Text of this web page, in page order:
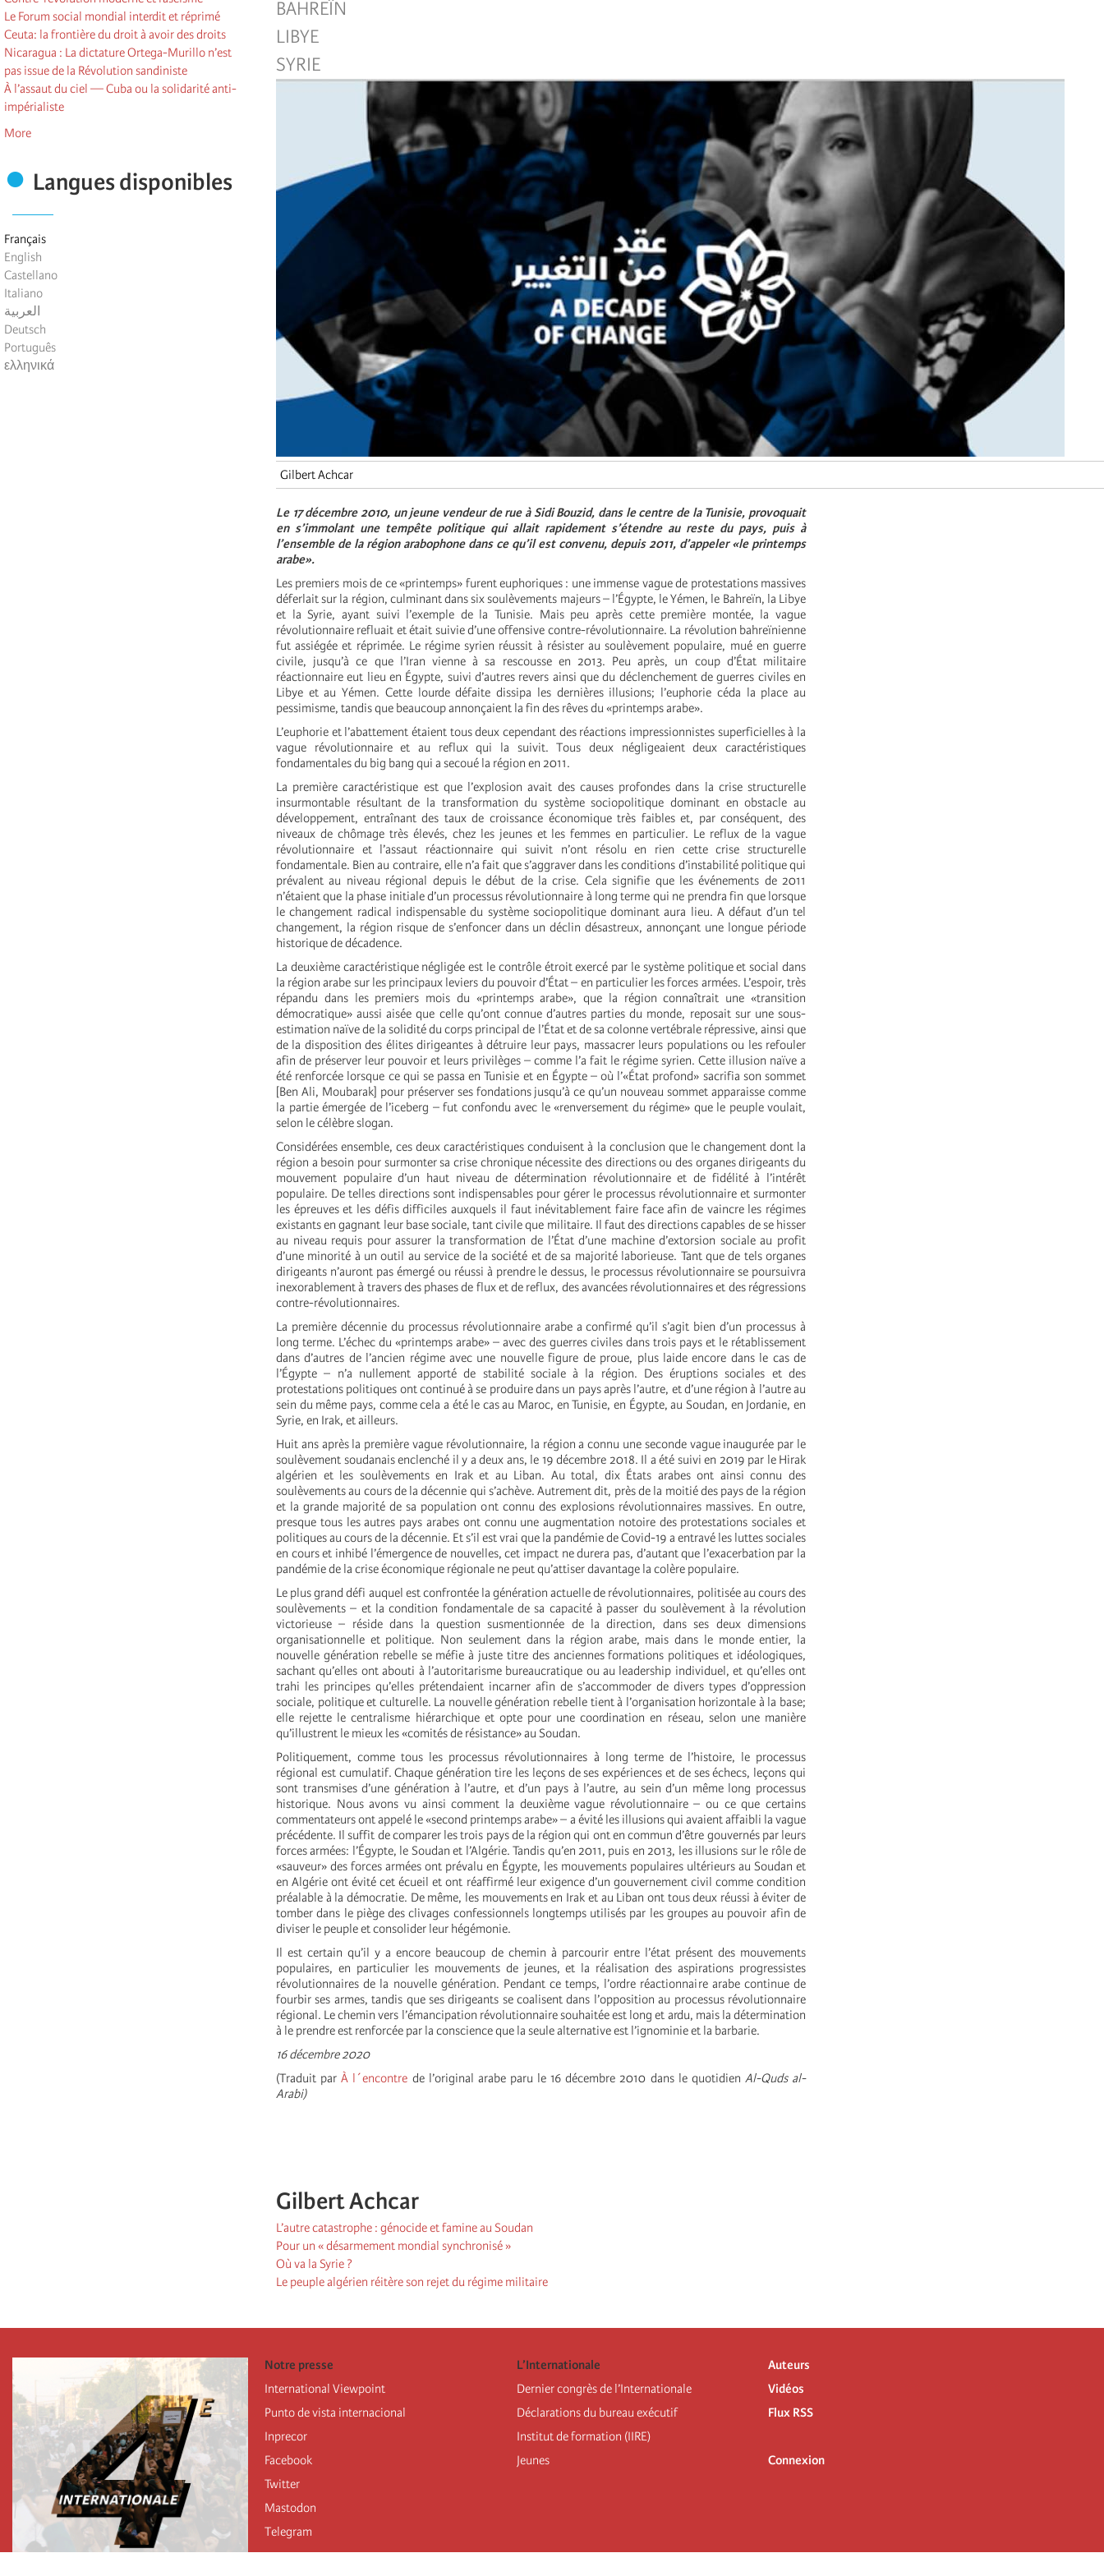
Le Forum social mondial interdit et réprimé
Ceuta: la frontière du droit à avoir des droits
Nicaragua : La dictature Ortega-Murillo n’est
pas issue de la Révolution sandiniste
À l’assaut du ciel — Cuba ou la solidarité anti-
impérialiste
More
Langues disponibles
Français
English
Castellano
Italiano
العربية
Deutsch
Português
ελληνικά
BAHREÏN
LIBYE
SYRIE
Gilbert Achcar
Le 17 décembre 2010, un jeune vendeur de rue à Sidi Bouzid, dans le centre de la Tunisie, provoquait
en s’immolant une tempête politique qui allait rapidement s’étendre au reste du pays, puis à
l’ensemble de la région arabophone dans ce qu’il est convenu, depuis 2011, d’appeler «le printemps
arabe».
Les premiers mois de ce «printemps» furent euphoriques : une immense vague de protestations massives
déferlait sur la région, culminant dans six soulèvements majeurs – l’Égypte, le Yémen, le Bahreïn, la Libye
et la Syrie, ayant suivi l’exemple de la Tunisie. Mais peu après cette première montée, la vague
révolutionnaire refluait et était suivie d’une offensive contre-révolutionnaire. La révolution bahreïnienne
fut assiégée et réprimée. Le régime syrien réussit à résister au soulèvement populaire, mué en guerre
civile, jusqu’à ce que l’Iran vienne à sa rescousse en 2013. Peu après, un coup d’État militaire
réactionnaire eut lieu en Égypte, suivi d’autres revers ainsi que du déclenchement de guerres civiles en
Libye et au Yémen. Cette lourde défaite dissipa les dernières illusions; l’euphorie céda la place au
pessimisme, tandis que beaucoup annonçaient la fin des rêves du «printemps arabe».
L’euphorie et l’abattement étaient tous deux cependant des réactions impressionnistes superficielles à la
vague révolutionnaire et au reflux qui la suivit. Tous deux négligeaient deux caractéristiques
fondamentales du big bang qui a secoué la région en 2011.
La première caractéristique est que l’explosion avait des causes profondes dans la crise structurelle
insurmontable résultant de la transformation du système sociopolitique dominant en obstacle au
développement, entraînant des taux de croissance économique très faibles et, par conséquent, des
niveaux de chômage très élevés, chez les jeunes et les femmes en particulier. Le reflux de la vague
révolutionnaire et l’assaut réactionnaire qui suivit n’ont résolu en rien cette crise structurelle
fondamentale. Bien au contraire, elle n’a fait que s’aggraver dans les conditions d’instabilité politique qui
prévalent au niveau régional depuis le début de la crise. Cela signifie que les événements de 2011
n’étaient que la phase initiale d’un processus révolutionnaire à long terme qui ne prendra fin que lorsque
le changement radical indispensable du système sociopolitique dominant aura lieu. A défaut d’un tel
changement, la région risque de s’enfoncer dans un déclin désastreux, annonçant une longue période
historique de décadence.
La deuxième caractéristique négligée est le contrôle étroit exercé par le système politique et social dans
la région arabe sur les principaux leviers du pouvoir d’État – en particulier les forces armées. L’espoir, très
répandu dans les premiers mois du «printemps arabe», que la région connaîtrait une «transition
démocratique» aussi aisée que celle qu’ont connue d’autres parties du monde, reposait sur une sous-
estimation naïve de la solidité du corps principal de l’État et de sa colonne vertébrale répressive, ainsi que
de la disposition des élites dirigeantes à détruire leur pays, massacrer leurs populations ou les refouler
afin de préserver leur pouvoir et leurs privilèges – comme l’a fait le régime syrien. Cette illusion naïve a
été renforcée lorsque ce qui se passa en Tunisie et en Égypte – où l’«État profond» sacrifia son sommet
[Ben Ali, Moubarak] pour préserver ses fondations jusqu’à ce qu’un nouveau sommet apparaisse comme
la partie émergée de l’iceberg – fut confondu avec le «renversement du régime» que le peuple voulait,
selon le célèbre slogan.
Considérées ensemble, ces deux caractéristiques conduisent à la conclusion que le changement dont la
région a besoin pour surmonter sa crise chronique nécessite des directions ou des organes dirigeants du
mouvement populaire d’un haut niveau de détermination révolutionnaire et de fidélité à l’intérêt
populaire. De telles directions sont indispensables pour gérer le processus révolutionnaire et surmonter
les épreuves et les défis difficiles auxquels il faut inévitablement faire face afin de vaincre les régimes
existants en gagnant leur base sociale, tant civile que militaire. Il faut des directions capables de se hisser
au niveau requis pour assurer la transformation de l’État d’une machine d’extorsion sociale au profit
d’une minorité à un outil au service de la société et de sa majorité laborieuse. Tant que de tels organes
dirigeants n’auront pas émergé ou réussi à prendre le dessus, le processus révolutionnaire se poursuivra
inexorablement à travers des phases de flux et de reflux, des avancées révolutionnaires et des régressions
contre-révolutionnaires.
La première décennie du processus révolutionnaire arabe a confirmé qu’il s’agit bien d’un processus à
long terme. L’échec du «printemps arabe» – avec des guerres civiles dans trois pays et le rétablissement
dans d’autres de l’ancien régime avec une nouvelle figure de proue, plus laide encore dans le cas de
l’Égypte – n’a nullement apporté de stabilité sociale à la région. Des éruptions sociales et des
protestations politiques ont continué à se produire dans un pays après l’autre, et d’une région à l’autre au
sein du même pays, comme cela a été le cas au Maroc, en Tunisie, en Égypte, au Soudan, en Jordanie, en
Syrie, en Irak, et ailleurs.
Huit ans après la première vague révolutionnaire, la région a connu une seconde vague inaugurée par le
soulèvement soudanais enclenché il y a deux ans, le 19 décembre 2018. Il a été suivi en 2019 par le Hirak
algérien et les soulèvements en Irak et au Liban. Au total, dix États arabes ont ainsi connu des
soulèvements au cours de la décennie qui s’achève. Autrement dit, près de la moitié des pays de la région
et la grande majorité de sa population ont connu des explosions révolutionnaires massives. En outre,
presque tous les autres pays arabes ont connu une augmentation notoire des protestations sociales et
politiques au cours de la décennie. Et s’il est vrai que la pandémie de Covid-19 a entravé les luttes sociales
en cours et inhibé l’émergence de nouvelles, cet impact ne durera pas, d’autant que l’exacerbation par la
pandémie de la crise économique régionale ne peut qu’attiser davantage la colère populaire.
Le plus grand défi auquel est confrontée la génération actuelle de révolutionnaires, politisée au cours des
soulèvements – et la condition fondamentale de sa capacité à passer du soulèvement à la révolution
victorieuse – réside dans la question susmentionnée de la direction, dans ses deux dimensions
organisationnelle et politique. Non seulement dans la région arabe, mais dans le monde entier, la
nouvelle génération rebelle se méfie à juste titre des anciennes formations politiques et idéologiques,
sachant qu’elles ont abouti à l’autoritarisme bureaucratique ou au leadership individuel, et qu’elles ont
trahi les principes qu’elles prétendaient incarner afin de s’accommoder de divers types d’oppression
sociale, politique et culturelle. La nouvelle génération rebelle tient à l’organisation horizontale à la base;
elle rejette le centralisme hiérarchique et opte pour une coordination en réseau, selon une manière
qu’illustrent le mieux les «comités de résistance» au Soudan.
Politiquement, comme tous les processus révolutionnaires à long terme de l’histoire, le processus
régional est cumulatif. Chaque génération tire les leçons de ses expériences et de ses échecs, leçons qui
sont transmises d’une génération à l’autre, et d’un pays à l’autre, au sein d’un même long processus
historique. Nous avons vu ainsi comment la deuxième vague révolutionnaire – ou ce que certains
commentateurs ont appelé le «second printemps arabe» – a évité les illusions qui avaient affaibli la vague
précédente. Il suffit de comparer les trois pays de la région qui ont en commun d’être gouvernés par leurs
forces armées: l’Égypte, le Soudan et l’Algérie. Tandis qu’en 2011, puis en 2013, les illusions sur le rôle de
«sauveur» des forces armées ont prévalu en Égypte, les mouvements populaires ultérieurs au Soudan et
en Algérie ont évité cet écueil et ont réaffirmé leur exigence d’un gouvernement civil comme condition
préalable à la démocratie. De même, les mouvements en Irak et au Liban ont tous deux réussi à éviter de
tomber dans le piège des clivages confessionnels longtemps utilisés par les groupes au pouvoir afin de
diviser le peuple et consolider leur hégémonie.
Il est certain qu’il y a encore beaucoup de chemin à parcourir entre l’état présent des mouvements
populaires, en particulier les mouvements de jeunes, et la réalisation des aspirations progressistes
révolutionnaires de la nouvelle génération. Pendant ce temps, l’ordre réactionnaire arabe continue de
fourbir ses armes, tandis que ses dirigeants se coalisent dans l’opposition au processus révolutionnaire
régional. Le chemin vers l’émancipation révolutionnaire souhaitée est long et ardu, mais la détermination
à le prendre est renforcée par la conscience que la seule alternative est l’ignominie et la barbarie.
16 décembre 2020
(Traduit parÀ l´encontre de l’original arabe paru le 16 décembre 2010 dans le quotidien Al-Quds al-
Arabi)
Gilbert Achcar
L’autre catastrophe : génocide et famine au Soudan
Pour un « désarmement mondial synchronisé »
Où va la Syrie ?
Le peuple algérien réitère son rejet du régime militaire
Notre presse
International Viewpoint
Punto de vista internacional
Inprecor
Facebook
Twitter
Mastodon
Telegram
L’Internationale
Dernier congrès de l’Internationale
Déclarations du bureau exécutif
Institut de formation (IIRE)
Jeunes
Auteurs
Vidéos
Flux RSS
Connexion